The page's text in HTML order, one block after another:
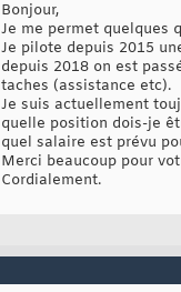
Bonjour,
Je me permet quelques
Je pilote depuis 2015
depuis 2018 on est
taches (assistance etc).
Je suis actuellement
quelle position dois-je
quel salaire est prévu
Merci beaucoup pour
Cordialement.